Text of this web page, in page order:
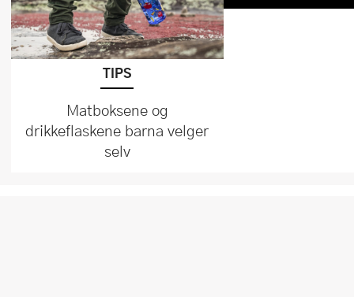
TIPS
Matboksene og
drikkeflaskene barna velger
selv